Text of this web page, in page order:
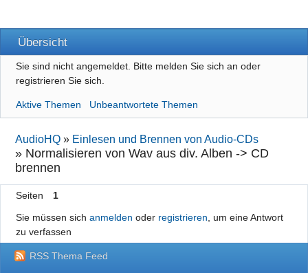
Übersicht
Sie sind nicht angemeldet. Bitte melden Sie sich an oder
registrieren Sie sich.
Aktive Themen Unbeantwortete Themen
AudioHQ » Einlesen und Brennen von Audio-CDs
» Normalisieren von Wav aus div. Alben -> CD
brennen
Seiten
1
Sie müssen sich anmelden oder registrieren , um eine Antwort
zu verfassen
RSS Thema Feed